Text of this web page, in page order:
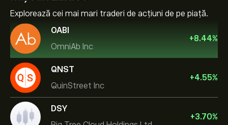
Explorează cei mai mari traderi de acțiuni de pe piață.
OABI
OmniAb Inc
+8.44%
QNST
QuinStreet Inc
+4.55%
DSY
+3.70%